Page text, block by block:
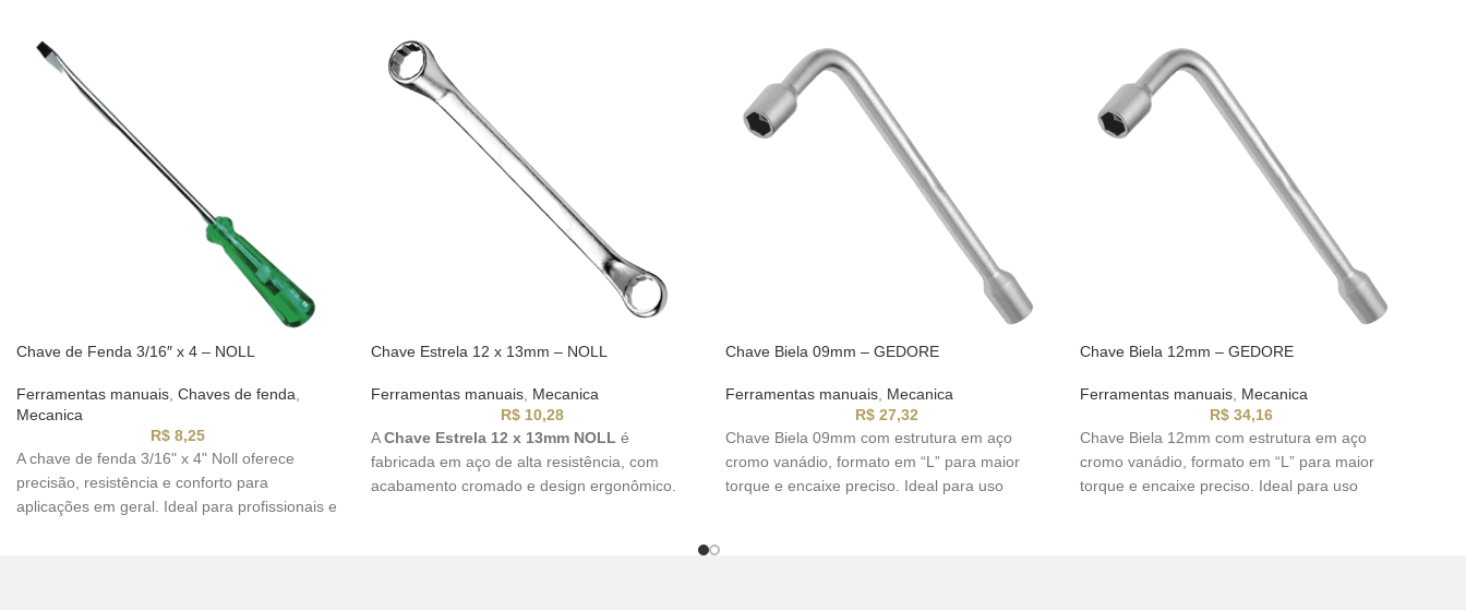
Chave de Fenda 3/16″ x 4 – NOLL
Ferramentas manuais Chaves de fenda
Mecanica
R$8,25
A chave de fenda 3/16" x 4" Noll oferece
precisão, resistência e conforto para
aplicações em geral. Ideal para profissionais e
Chave Estrela 12 x 13mm – NOLL
Ferramentas manuais Mecanica
R$10,28
AChave Estrela 12 x 13mm NOLL é
fabricada em aço de alta resistência, com
acabamento cromado e design ergonômico.
Chave Biela 09mm – GEDORE
Ferramentas manuais Mecanica
R$27,32
Chave Biela 09mm com estrutura em aço
cromo vanádio, formato em “L” para maior
torque e encaixe preciso. Ideal para uso
Chave Biela 12mm – GEDORE
Ferramentas manuais Mecanica
R$34,16
Chave Biela 12mm com estrutura em aço
cromo vanádio, formato em “L” para maior
torque e encaixe preciso. Ideal para uso